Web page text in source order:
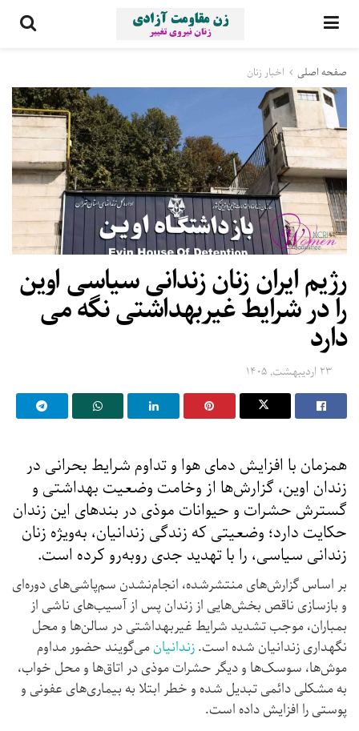
صفحه اصلی اخبار زنان
رژیم ایران زنان زندانی سیاسی اوین
را در شرایط غیربهداشتی نگه می
دارد
۲۳ اردیبهشت, ۱۴۰۵
همزمان با افزایش دمای هوا و تداوم شرایط بحرانی در
زندان اوین، گزارش‌ها از وخامت وضعیت بهداشتی و
گسترش حشرات و حیوانات موذی در بندهای این زندان
حکایت دارد؛ وضعیتی که زندگی زندانیان، به‌ویژه زنان
زندانی سیاسی، را با تهدید جدی روبه‌رو کرده است.
بر اساس گزارش‌های منتشرشده، انجام‌نشدن سم‌پاشی‌های دوره‌ای
و بازسازی ناقص بخش‌هایی از زندان پس از آسیب‌های ناشی از
بمباران، موجب تشدید شرایط غیربهداشتی در سالن‌ها و محل
نگهداری زندانیان شده است.زندانیانمی‌گویند حضور مداوم
موش‌ها، سوسک‌ها و دیگر حشرات موذی در اتاق‌ها و محل خواب،
به مشکلی دائمی تبدیل شده و خطر ابتلا به بیماری‌های عفونی و
پوستی را افزایش داده است.